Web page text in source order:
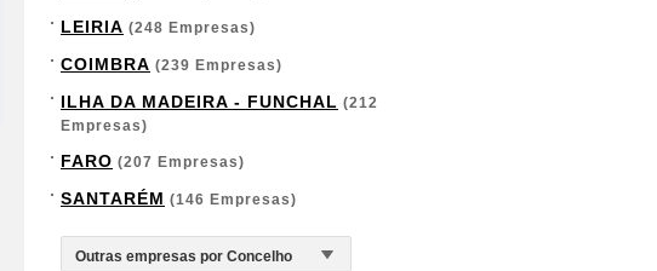
LEIRIA (248 Empresas)
COIMBRA (239 Empresas)
ILHA DA MADEIRA - FUNCHAL (212
Empresas)
FARO (207 Empresas)
SANTARÉM (146 Empresas)